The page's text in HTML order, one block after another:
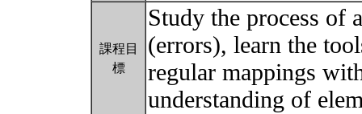
課程目
標
Study the process of
(errors), learn the
regular mappings
understanding of